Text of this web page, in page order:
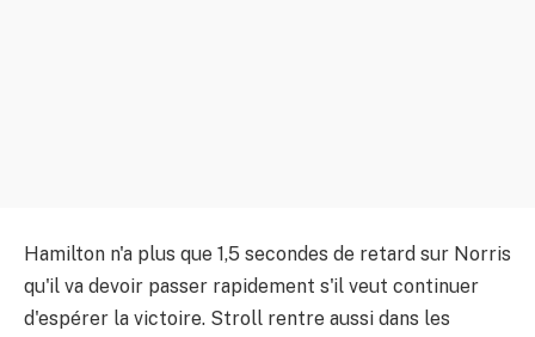
Hamilton n'a plus que 1,5 secondes de retard sur Norris
qu'il va devoir passer rapidement s'il veut continuer
d'espérer la victoire. Stroll rentre aussi dans les